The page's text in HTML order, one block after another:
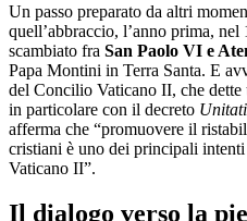
Un passo preparato da altri
quell’abbraccio, l’anno prima,
scambiato fra San Paolo VI e
Papa Montini in Terra Santa. E
del Concilio Vaticano II, che dette
in particolare con il decreto
afferma che “promuovere il
cristiani è uno dei principali
Vaticano II”.
Il dialogo verso la